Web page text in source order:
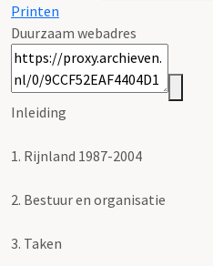
Printen
Duurzaam webadres
Inleiding
1. Rijnland 1987-2004
2. Bestuur en organisatie
3. Taken